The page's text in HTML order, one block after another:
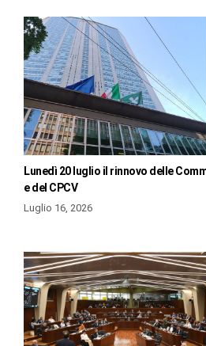
Lunedì 20 luglio il rinnovo delle
e del CPCV
Luglio 16, 2026